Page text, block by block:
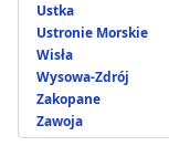
Ustka
Ustronie Morskie
Wisła
Wysowa-Zdrój
Zakopane
Zawoja